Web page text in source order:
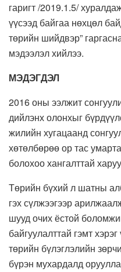
гаригт /2019.1.5/
үүсээд байгаа нөхцөл
төрийн шийдвэр”
мэдээлэл хийлээ.
МЭДЭГДЭЛ
2016 оны ээлжит
дийлэнх олонхыг
жилийн хугацаанд
хөтөлбөрөө ор тас
болохоо хангалттай
Төрийн бүхий л шатны
гэх сүлжээгээр
шууд очих ёстой
байгуулалттай гэмт
төрийн бүлэглэлийн
бүрэн мухардалд